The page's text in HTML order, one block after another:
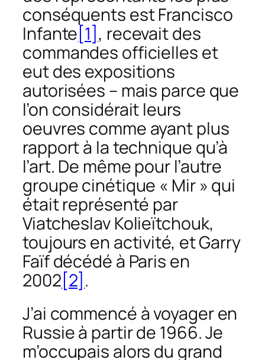
conséquents est Francisco
Infante[1], recevait des
commandes officielles et
eut des expositions
autorisées – mais parce que
l’on considérait leurs
oeuvres comme ayant plus
rapport à la technique qu’à
l’art. De même pour l’autre
groupe cinétique « Mir » qui
était représenté par
Viatcheslav Kolieïtchouk,
toujours en activité, et Garry
Faïf décédé à Paris en
2002[2] .
J’ai commencé à voyager en
Russie à partir de 1966. Je
m’occupais alors du grand